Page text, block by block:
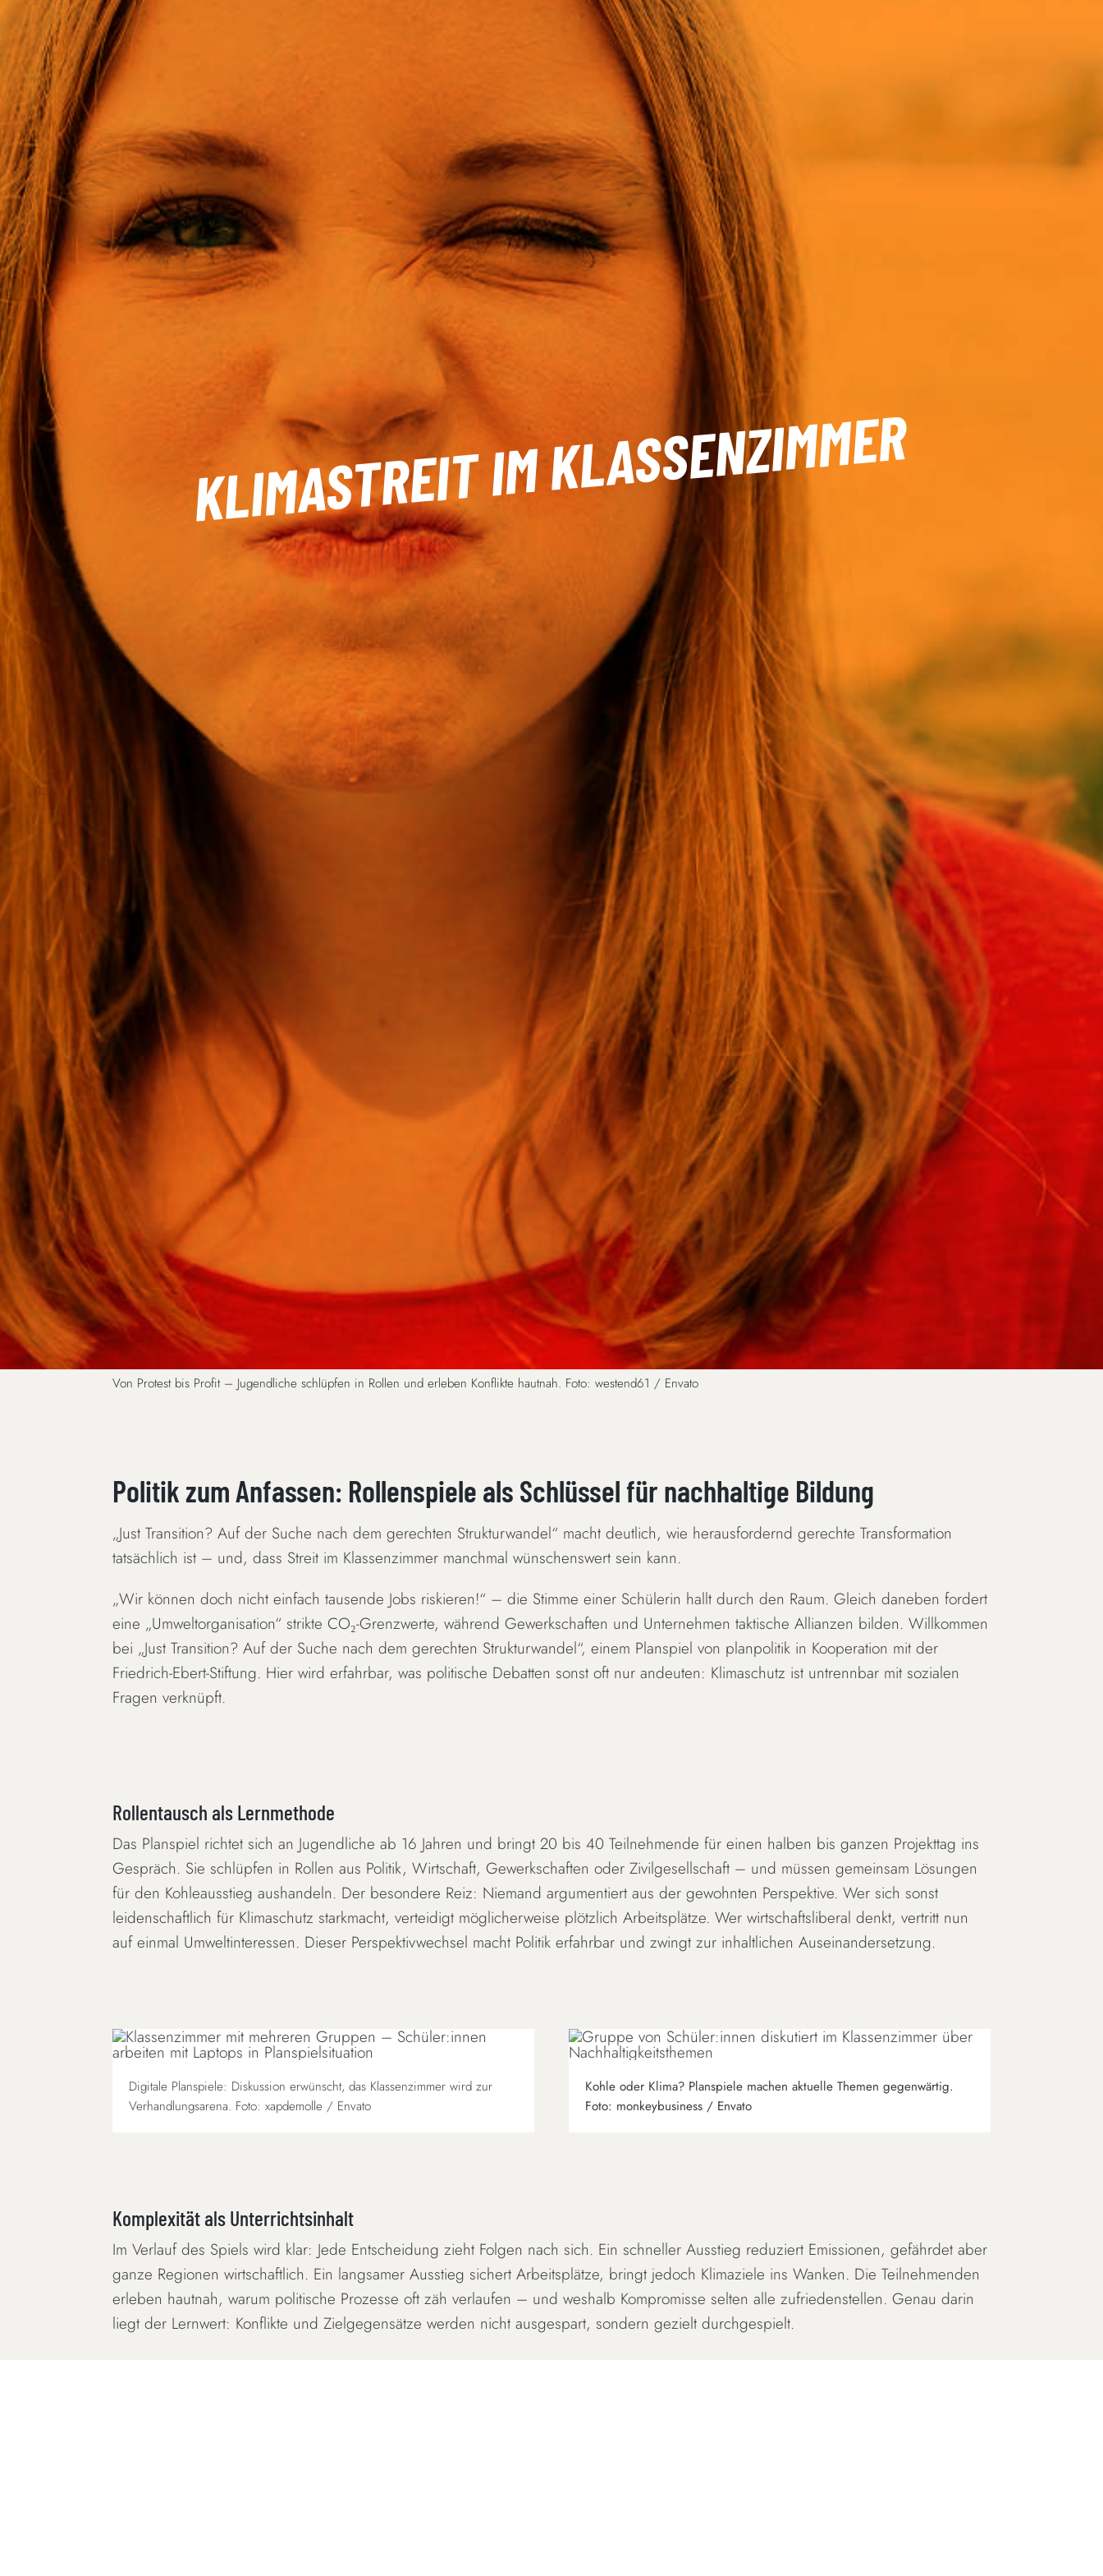
KLIMASTREIT IM KLASSENZIMMER
Von Protest bis Profit – Jugendliche schlüpfen in Rollen und erleben Konflikte hautnah. Foto: westend61 / Envato
Politik zum Anfassen: Rollenspiele als Schlüssel für nachhaltige Bildung
„Just Transition? Auf der Suche nach dem gerechten Strukturwandel“ macht deutlich, wie herausfordernd gerechte Transformation
tatsächlich ist – und, dass Streit im Klassenzimmer manchmal wünschenswert sein kann.
„Wir können doch nicht einfach tausende Jobs riskieren!“ – die Stimme einer Schülerin hallt durch den Raum. Gleich daneben fordert
eine „Umweltorganisation“ strikte CO₂-Grenzwerte, während Gewerkschaften und Unternehmen taktische Allianzen bilden. Willkommen
bei „Just Transition? Auf der Suche nach dem gerechten Strukturwandel“, einem Planspiel von planpolitik in Kooperation mit der
Friedrich-Ebert-Stiftung. Hier wird erfahrbar, was politische Debatten sonst oft nur andeuten: Klimaschutz ist untrennbar mit sozialen
Fragen verknüpft.
Rollentausch als Lernmethode
Das Planspiel richtet sich an Jugendliche ab 16 Jahren und bringt 20 bis 40 Teilnehmende für einen halben bis ganzen Projekttag ins
Gespräch. Sie schlüpfen in Rollen aus Politik, Wirtschaft, Gewerkschaften oder Zivilgesellschaft – und müssen gemeinsam Lösungen
für den Kohleausstieg aushandeln. Der besondere Reiz: Niemand argumentiert aus der gewohnten Perspektive. Wer sich sonst
leidenschaftlich für Klimaschutz starkmacht, verteidigt möglicherweise plötzlich Arbeitsplätze. Wer wirtschaftsliberal denkt, vertritt nun
auf einmal Umweltinteressen. Dieser Perspektivwechsel macht Politik erfahrbar und zwingt zur inhaltlichen Auseinandersetzung.
Digitale Planspiele: Diskussion erwünscht, das Klassenzimmer wird zur
Verhandlungsarena. Foto: xapdemolle / Envato
Kohle oder Klima? Planspiele machen aktuelle Themen gegenwärtig.
Foto: monkeybusiness / Envato
Komplexität als Unterrichtsinhalt
Im Verlauf des Spiels wird klar: Jede Entscheidung zieht Folgen nach sich. Ein schneller Ausstieg reduziert Emissionen, gefährdet aber
ganze Regionen wirtschaftlich. Ein langsamer Ausstieg sichert Arbeitsplätze, bringt jedoch Klimaziele ins Wanken. Die Teilnehmenden
erleben hautnah, warum politische Prozesse oft zäh verlaufen – und weshalb Kompromisse selten alle zufriedenstellen. Genau darin
liegt der Lernwert: Konflikte und Zielgegensätze werden nicht ausgespart, sondern gezielt durchgespielt.